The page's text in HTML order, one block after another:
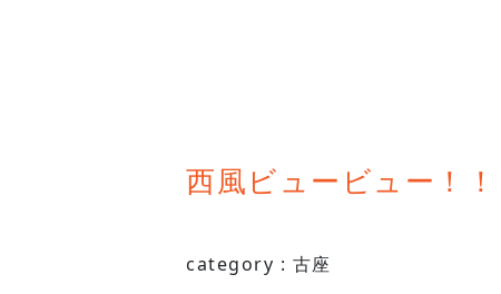
西風ビュービュー！！
category : 古座